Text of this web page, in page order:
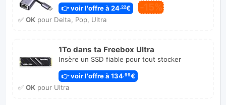
👉 voir l'offre à 24 ,22€ -15%
✅ OKpour Delta, Pop, Ultra
1To dans ta Freebox Ultra
Insère un SSD fiable pour tout stocker
👉 voir l'offre à 134 ,99€
✅ OKpour Ultra